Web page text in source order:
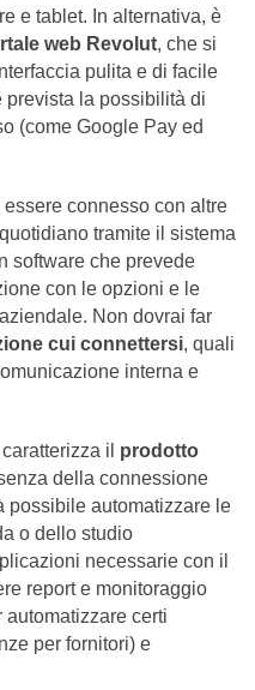
e tablet. In alternativa, è
web Revolut, che si
pulita e di facile
prevista la possibilità di
(come Google Pay ed
connesso con altre
tramite il sistema
software che prevede
con le opzioni e le
Non dovrai far
cui connettersi, quali
interna e
il prodotto
della connessione
possibile automatizzare le
o dello studio
necessarie con il
report e monitoraggio
certi
per fornitori) e